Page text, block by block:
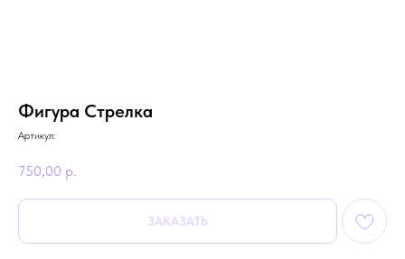
Фигура Стрелка
Артикул:
750,00 р.
ЗАКАЗАТЬ